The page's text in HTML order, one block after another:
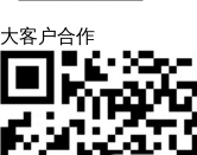
大客户合作